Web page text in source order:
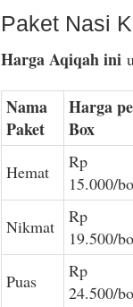
Paket Nasi
Harga Aqiqah ini
Nama
Paket
Harga
Box
Hemat
Rp
15.000/
Nikmat
Rp
19.500/
Puas
Rp
24.500/